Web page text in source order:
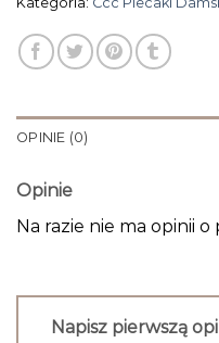
OPINIE (0)
Opinie
Na razie nie ma opinii
Napisz pierwszą